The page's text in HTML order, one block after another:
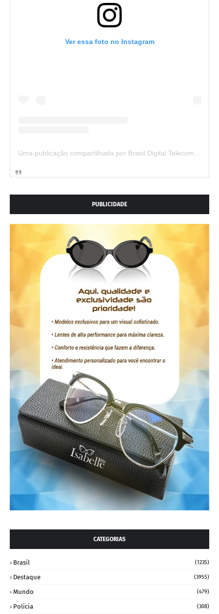
Ver essa foto no Instagram
Uma publicação compartilhada por Brasil Digital Telecom (@brasildigitaltelecom)
PUBLICIDADE
CATEGORIAS
Brasil (1235)
Destaque (3955)
Mundo (479)
Policia (308)